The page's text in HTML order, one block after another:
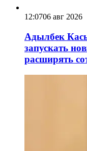
12:0706 авг 2026
Адылбек
запускать
расширять